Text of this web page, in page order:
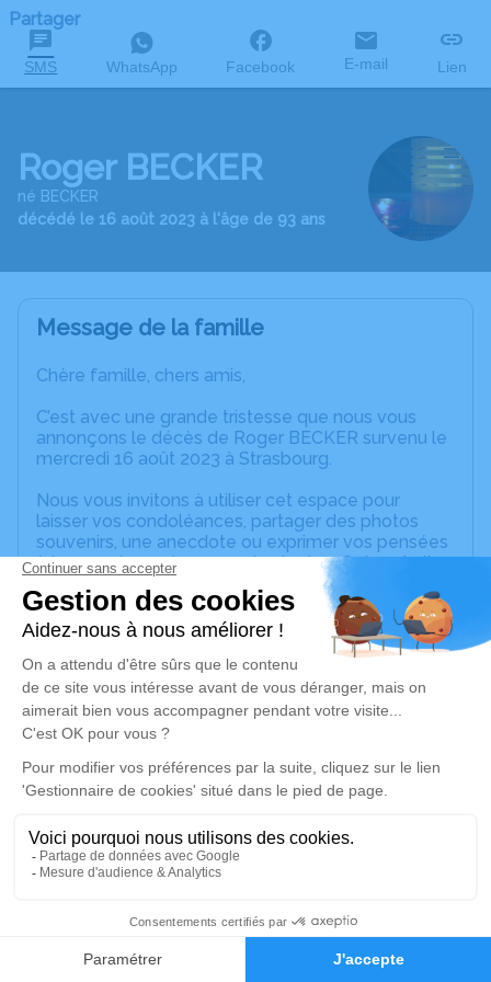
Faire-part Hommages
Partager
SMS WhatsApp Facebook E-mail Lien
Roger BECKER
né BECKER
décédé le 16 août 2023 à l'âge de 93 ans
Message de la famille
Chère famille, chers amis,
C’est avec une grande tristesse que nous vous
annonçons le décès de Roger BECKER survenu le
mercredi 16 août 2023 à Strasbourg.
Nous vous invitons à utiliser cet espace pour
laisser vos condoléances, partager des photos
souvenirs, une anecdote ou exprimer vos pensées
à travers des poèmes ou des textes. Cet endroit
est un lieu d'expression dédié à honorer la
mémoire de Roger BECKER.
Un service de plantation d’arbre hommage est
disponible ici.
Cérémonie religieuse
Église Protestante d'Hurtigheim
36, Route des Romains
Je rends hommage